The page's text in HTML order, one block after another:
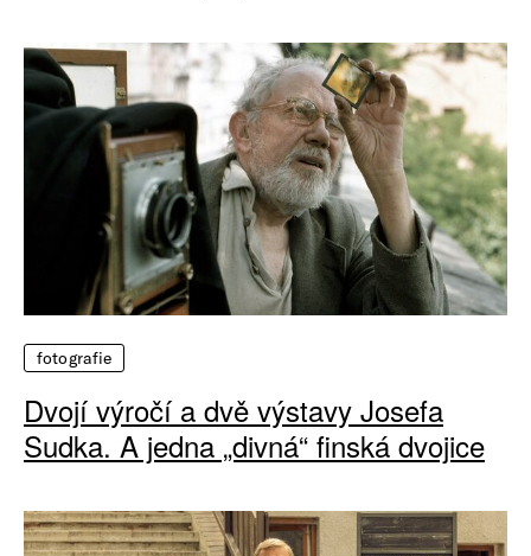
fotografie
Dvojí výročí a dvě výstavy Josefa
Sudka. A jedna „divná“ finská dvojice